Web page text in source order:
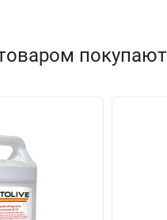
покупают